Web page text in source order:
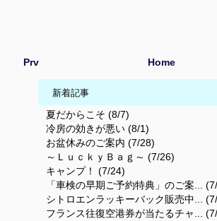
Prv Home
新着記事
夏だからこそ (8/7)
冷房の効きが悪い (8/1)
お盆休みのご案内 (7/28)
～ＬｕｃｋｙＢａｇ～ (7/26)
キャンプ！ (7/24)
「車検の早期ご予約特典」のご案...
シトロエンラッキーバック販売中...
フランス往復空港券が当たるチャ...